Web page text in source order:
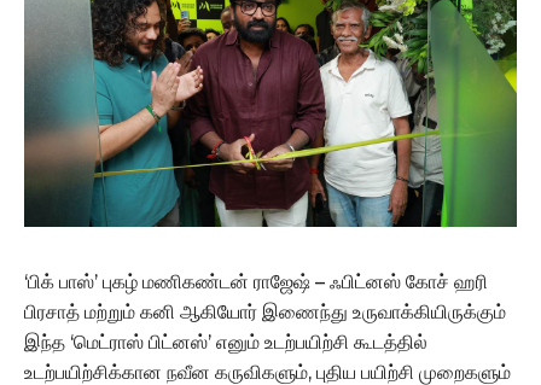
‘பிக் பாஸ்’ புகழ் மணிகண்டன் ராஜேஷ் – ஃபிட்னஸ் கோச் ஹரி
பிரசாத் மற்றும் கனி ஆகியோர் இணைந்து உருவாக்கியிருக்கும்
இந்த ‘மெட்ராஸ் பிட்னஸ்’ எனும் உடற்பயிற்சி கூடத்தில்
உடற்பயிற்சிக்கான நவீன கருவிகளும், புதிய பயிற்சி முறைகளும்